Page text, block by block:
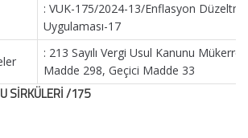
: VUK-175/2024-13/Enflasyon
Uygulaması-17
: 213 Sayılı Vergi Usul Kanunu Mükerrer
Madde 298, Geçici Madde 33
SİRKÜLERİ /175